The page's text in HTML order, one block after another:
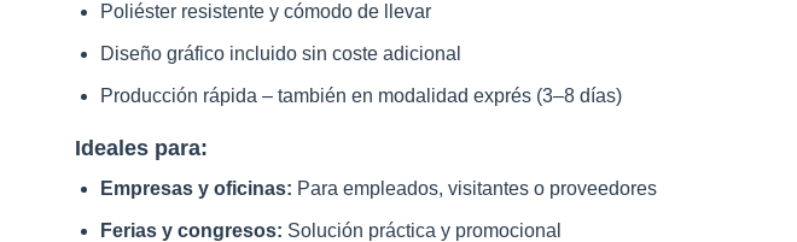
Poliéster resistente y cómodo de llevar
Diseño gráfico incluido sin coste adicional
Producción rápida – también en modalidad exprés (3–8 días)
Ideales para:
Empresas y oficinas: Para empleados, visitantes o proveedores
Ferias y congresos: Solución práctica y promocional